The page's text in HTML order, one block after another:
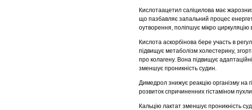
Кислотаацетил саліцилова має
що пазбавляє запальний процес
оутворення, поліпшує мікро циркуляцію
Кислота аскорбінова бере участь в
підвищує метаболізм холестерину,
про колагену. Вона підвищує
зменшує проникність судин.
Димедрол знижує реакцію організму на
розвиток спричиненних гістаміном
Кальцію лактат зменшує проникність